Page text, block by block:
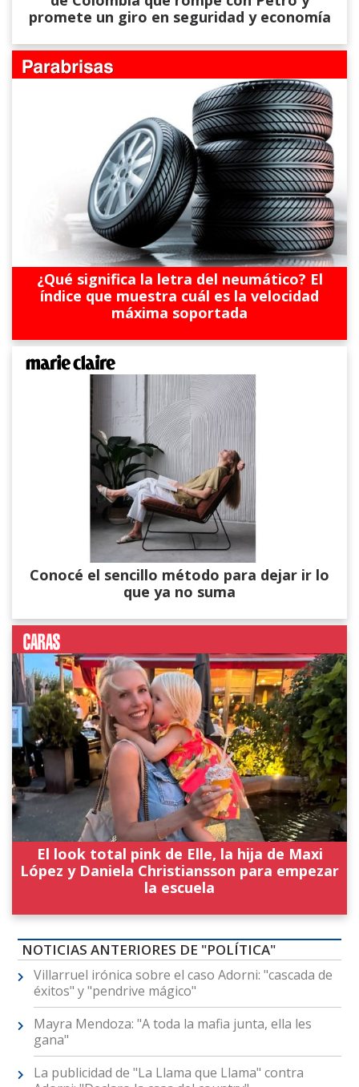
promete un giro en seguridad y economía
¿Qué significa la letra del neumático? El
índice que muestra cuál es la velocidad
máxima soportada
Conocé el sencillo método para dejar ir lo
que ya no suma
El look total pink de Elle, la hija de Maxi
López y Daniela Christiansson para empezar
la escuela
NOTICIAS ANTERIORES DE "POLÍTICA"
Villarruel irónica sobre el caso Adorni: "cascada de
éxitos" y "pendrive mágico"
Mayra Mendoza: "A toda la mafia junta, ella les
gana"
La publicidad de "La Llama que Llama" contra